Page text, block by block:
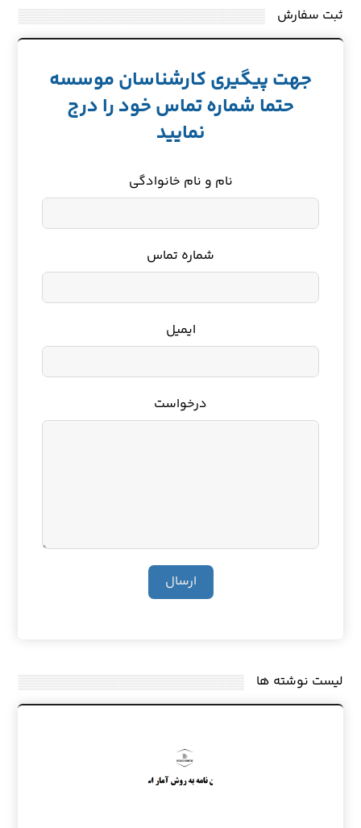
ثبت سفارش
جهت پیگیری کارشناسان موسسه
حتما شماره تماس خود را درج
نمایید
نام و نام خانوادگی
شماره تماس
ایمیل
درخواست
ارسال
لیست نوشته ها